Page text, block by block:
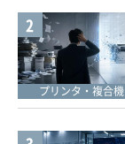
2
プリンタ・複合機